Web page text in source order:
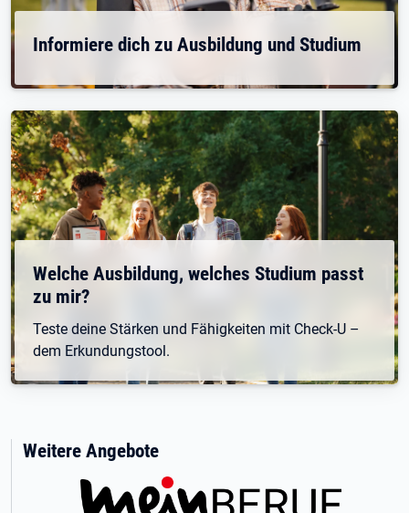
Informiere dich zu Ausbildung und Studium
Welche Ausbildung, welches Studium passt
zu mir?
Teste deine Stärken und Fähigkeiten mit Check-U –
dem Erkundungstool.
Weitere Angebote